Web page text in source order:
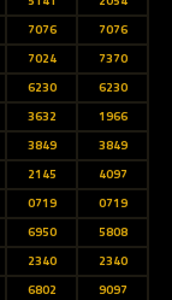
7076
7076
7024
7370
6230
6230
3632
1966
3849
3849
2145
4097
0719
0719
6950
5808
2340
2340
6802
9097